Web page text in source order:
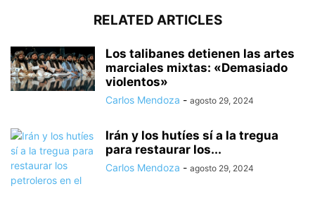
RELATED ARTICLES
Los talibanes detienen las artes
marciales mixtas: «Demasiado
violentos»
Carlos Mendoza - agosto 29, 2024
Irán y los hutíes sí a la tregua
para restaurar los...
Carlos Mendoza - agosto 29, 2024